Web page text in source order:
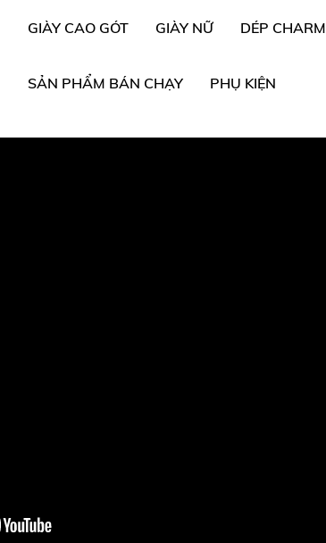
GIÀY CAO GÓT GIÀY NỮ DÉP CHARM
SẢN PHẨM BÁN CHẠY PHỤ KIỆN